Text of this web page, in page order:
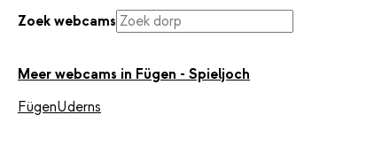
Zoek webcams
Meer webcams in Fügen - Spieljoch
FügenUderns